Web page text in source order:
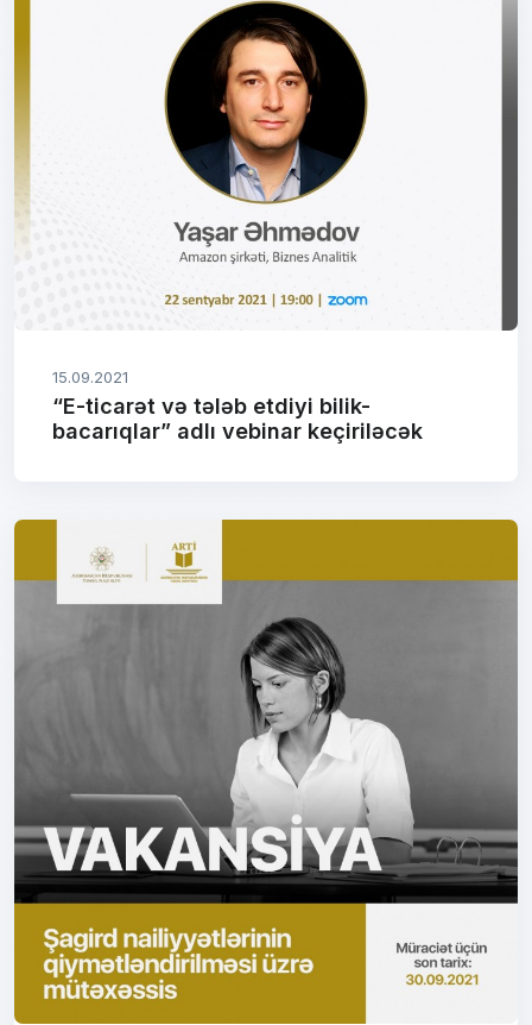
15.09.2021
“E-ticarət və tələb etdiyi bilik-
bacarıqlar” adlı vebinar keçiriləcək